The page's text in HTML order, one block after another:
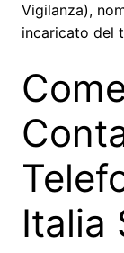
Vigilanza),
incaricato del
Italia